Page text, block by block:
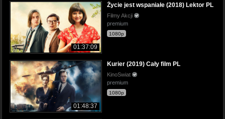
01:37:09
Życie jest wspaniałe (2018) Lektor PL
Filmy Akcji
premium
1080p
01:48:37
Kurier (2019) Cały film PL
KinoSwiat
premium
1080p